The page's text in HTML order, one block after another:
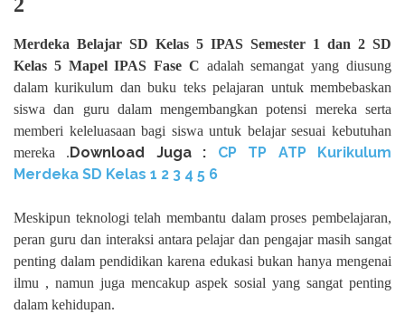
Merdeka Belajar SD Kelas 5 IPAS Semester 1 dan 2 SD
Kelas 5 Mapel IPAS Fase C adalah semangat yang diusung
dalam kurikulum dan buku teks pelajaran untuk membebaskan
siswa dan guru dalam mengembangkan potensi mereka serta
memberi keleluasaan bagi siswa untuk belajar sesuai kebutuhan
mereka . Download Juga : CP TP ATP Kurikulum
Merdeka SD Kelas 1 2 3 4 5 6
Meskipun teknologi telah membantu dalam proses pembelajaran,
peran guru dan interaksi antara pelajar dan pengajar masih sangat
penting dalam pendidikan karena edukasi bukan hanya mengenai
ilmu , namun juga mencakup aspek sosial yang sangat penting
dalam kehidupan.